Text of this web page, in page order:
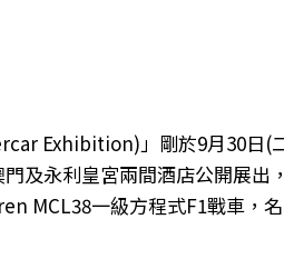
Exhibition)」剛於9月30日(
及永利皇宮兩間酒店公開展出
MCL38一級方程式F1戰車，